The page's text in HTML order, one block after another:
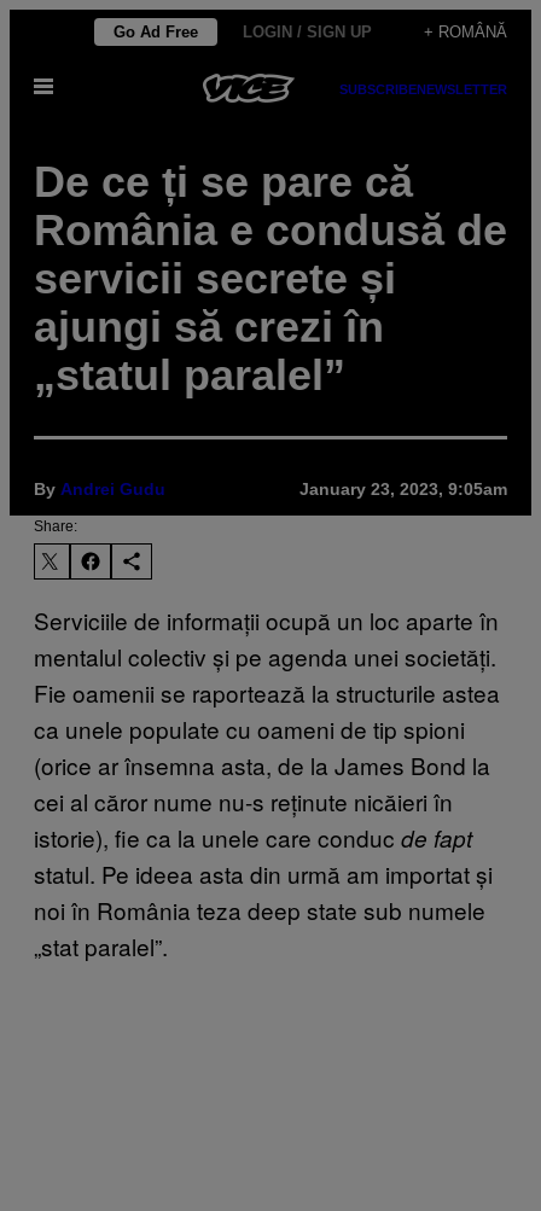
content
Go Ad Free LOGIN / SIGN UP + ROMÂNĂ
Open
SUBSCRIBENEWSLETTER
De ce ți se pare că
România e condusă de
servicii secrete și
ajungi să crezi în
„statul paralel”
By Andrei Gudu January 23, 2023, 9:05am
Share:
Serviciile de informații ocupă un loc aparte în
mentalul colectiv și pe agenda unei societăți.
Fie oamenii se raportează la structurile astea
ca unele populate cu oameni de tip spioni
(orice ar însemna asta, de la James Bond la
cei al căror nume nu-s reținute nicăieri în
istorie), fie ca la unele care conduc de fapt
statul. Pe ideea asta din urmă am importat și
noi în România teza deep state sub numele
„stat paralel”.